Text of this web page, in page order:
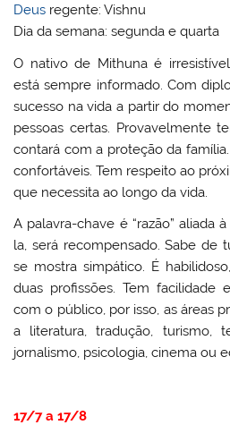
Deus regente: Vishnu
Dia da semana: segunda e quarta
O nativo de Mithuna é
está sempre informado. Com
sucesso na vida a partir do
pessoas certas. Provavelmente
contará com a proteção da
confortáveis. Tem respeito ao
que necessita ao longo da vida.
A palavra-chave é “razão” aliada
la, será recompensado. Sabe de
se mostra simpático. É
duas profissões. Tem facilidade
com o público, por isso, as áreas
a literatura, tradução, turismo,
jornalismo, psicologia, cinema ou
17/7 a 17/8